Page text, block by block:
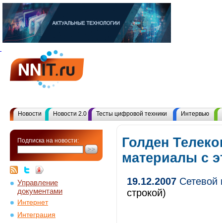
Новости Новости 2.0 Тесты цифровой техники Интервью
Подписка на новости:
Управление
документами
Интернет
Интеграция
Голден
материалы с
19.12.2007
строкой)